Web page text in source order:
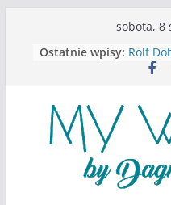
sobota, 8
Ostatnie wpisy: Rolf
Judith